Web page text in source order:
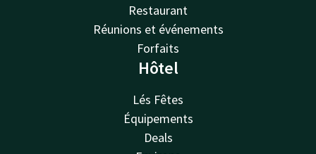
Restaurant
Réunions et événements
Forfaits
Hôtel
Lés Fêtes
Équipements
Deals